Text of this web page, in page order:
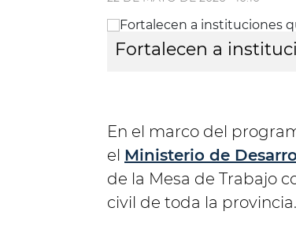
Fortalecen a
En el marco del
el Ministerio de
de la Mesa de Trabajo
civil de toda la provincia.